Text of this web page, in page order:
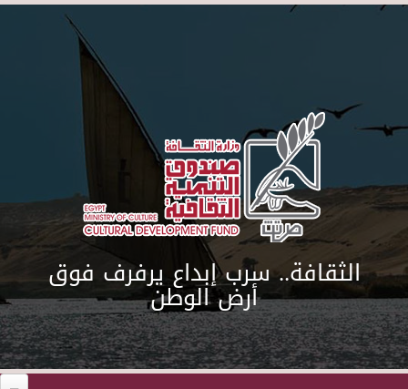
Skip to main content
الثقافة.. سرب إبداع يرفرف فوق
أرض الوطن